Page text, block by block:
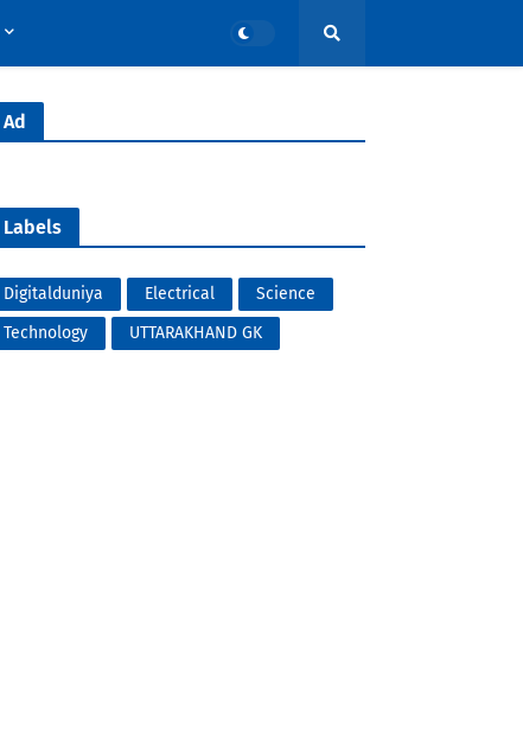
Ad
Labels
Digitalduniya Electrical
Science
Technology
UTTARAKHAND GK